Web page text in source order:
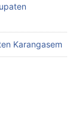
Karangasem